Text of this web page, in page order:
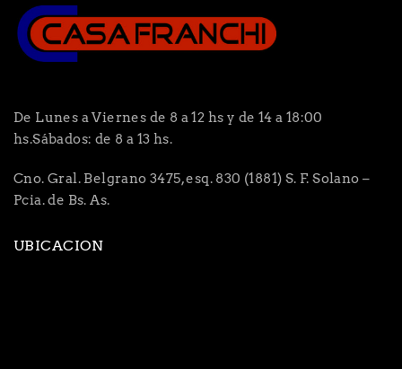
De Lunes a Viernes de 8 a 12 hs y de 14 a 18:00
hs.Sábados: de 8 a 13 hs.
Cno. Gral. Belgrano 3475, esq. 830 (1881) S. F. Solano –
Pcia. de Bs. As.
UBICACION